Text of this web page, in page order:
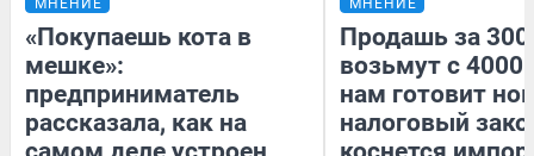
«Покупаешь кота в
мешке»:
предприниматель
рассказала, как на
Продашь за
возьмут с
нам готовит
налоговый